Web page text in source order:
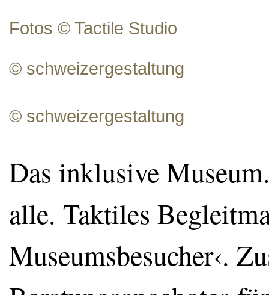
Fotos © Tactile Studio
© schweizergestaltung
© schweizergestaltung
Das inklusive
alle. Taktiles
Museumsbesucher‹.